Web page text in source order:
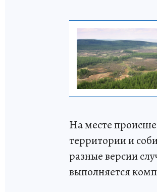
На месте
территории и
разные версии
выполняется